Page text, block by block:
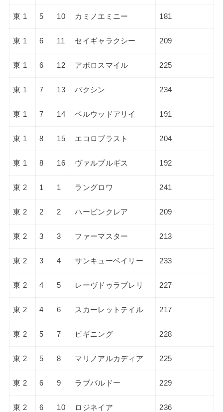
東 1 5 10 カミノエミニー 181
東 1 6 11 セイギャラクシー 209
東 1 6 12 アポロスマイル 225
東 1 7 13 バクシン 234
東 1 7 14 ベルウッドアリイ 191
東 1 8 15 エコロブラスト 204
東 1 8 16 ヴァルプルギス 192
東 2 1 1 ラングロワ 241
東 2 2 2 ハービンクレア 209
東 2 3 3 ファーマスター 213
東 2 3 4 サンキューベイリー 233
東 2 4 5 レーヴドゥラプレリ 227
東 2 4 6 スカーレットテイル 217
東 2 5 7 ビギニング 228
東 2 5 8 マリノアルカディア 225
東 2 6 9 ラブバルドー 229
東 2 6 10 ロジネイア 236